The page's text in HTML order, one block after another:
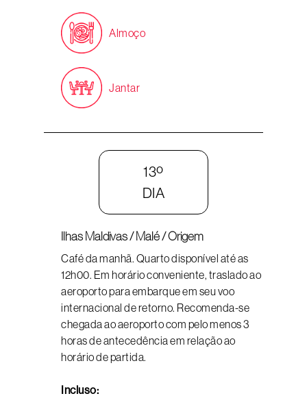
Almoço
Jantar
13º
DIA
Ilhas Maldivas / Malé / Origem
Café da manhã. Quarto disponível até as
12h00. Em horário conveniente, traslado ao
aeroporto para embarque em seu voo
internacional de retorno. Recomenda-se
chegada ao aeroporto com pelo menos 3
horas de antecedência em relação ao
horário de partida.
Incluso: